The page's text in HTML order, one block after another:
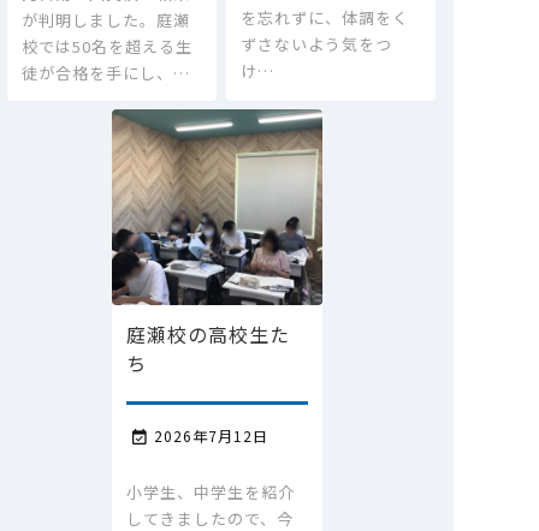
が判明しました。庭瀬
校では50名を超える生
徒が合格を手にし、…
を忘れずに、体調をく
ずさないよう気をつ
け…
庭瀬校の高校生た
ち
 2026年7月12日
小学生、中学生を紹介
してきましたので、今